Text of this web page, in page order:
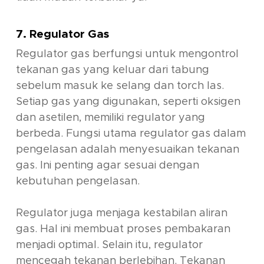
7. Regulator Gas
Regulator gas berfungsi untuk mengontrol
tekanan gas yang keluar dari tabung
sebelum masuk ke selang dan torch las.
Setiap gas yang digunakan, seperti oksigen
dan asetilen, memiliki regulator yang
berbeda. Fungsi utama regulator gas dalam
pengelasan adalah menyesuaikan tekanan
gas. Ini penting agar sesuai dengan
kebutuhan pengelasan.
Regulator juga menjaga kestabilan aliran
gas. Hal ini membuat proses pembakaran
menjadi optimal. Selain itu, regulator
mencegah tekanan berlebihan. Tekanan